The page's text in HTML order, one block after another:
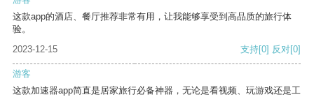
这款app的酒店、餐厅推荐非常有用，让我能够享受到高品质的旅行体
验。
2023-12-15
支持[0] 反对[0]
游客
这款加速器app简直是居家旅行必备神器，无论是看视频、玩游戏还是工